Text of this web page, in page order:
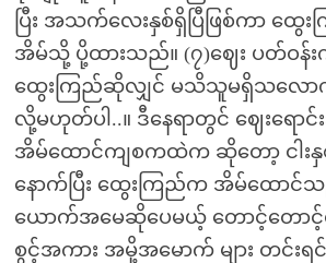
ပြီး အသက်လေးနှစ်ရှိပြီဖြစ်ကာ ထွ
အိမ်သို့ ပို့ထားသည်။ (၇)ဈေး ပတ်ဝန်
ထွေးကြည်ဆိုလျှင် မသိသူမရှိသလော
လို့မဟုတ်ပါ..။ ဒီနေရာတွင် ဈေးရေ
အိမ်ထောင်ကျစကထဲက ဆိုတော့ ငါးနှ
နောက်ပြီး ထွေးကြည်က အိမ်ထော
ယောက်အမေဆိုပေမယ့် တောင့်တောင့်
စွင့်အကား အမို့အမောက် များ တင်းရင်